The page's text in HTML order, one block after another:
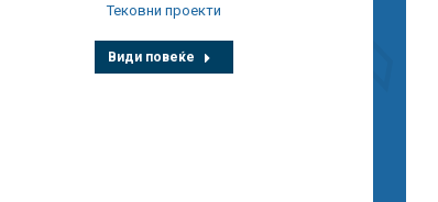
Тековни проекти
Види повеќе